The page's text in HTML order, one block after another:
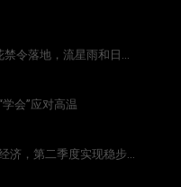
令落地，流星雨和日...
会”应对高温
济，第二季度实现稳步...